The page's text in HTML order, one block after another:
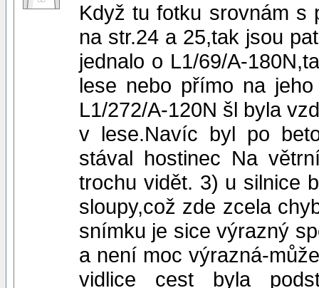
Když tu fotku srovnám s
na str.24 a 25,tak jsou
jednalo o L1/69/A-
lese nebo přímo na
L1/272/A-120N šl byla
v lese.Navíc byl po
stával hostinec Na
trochu vidět. 3) u silnice
sloupy,což zde zcela
snímku je sice výrazný
a není moc výrazná-
vidlice cest byla